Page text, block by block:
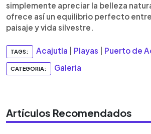
simplemente apreciar la belleza
ofrece así un equilibrio perfecto
paisaje y vida silvestre.
TAGS: Acajutla Playas Puerto de
CATEGORIA: Galeria
Artículos Recomendados